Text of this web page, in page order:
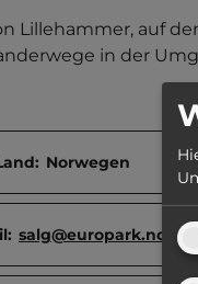
Lillehammer, auf
in der
Norwegen
salg@europark.no